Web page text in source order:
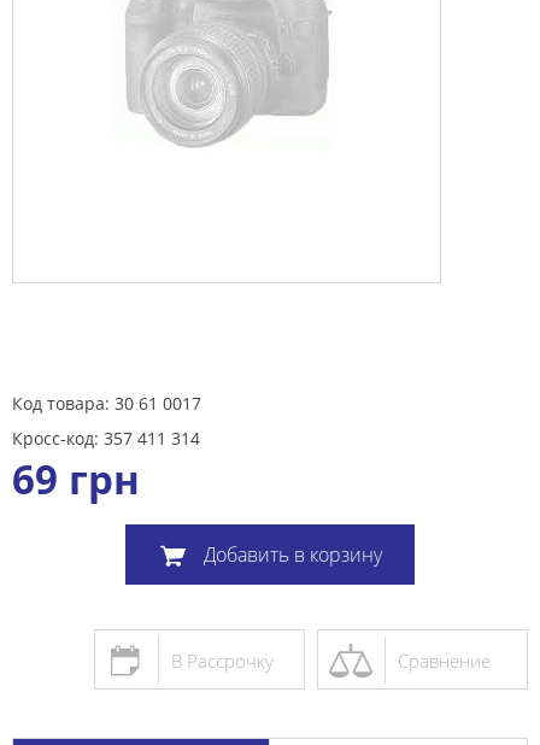
Код товара: 30 61 0017
Кросс-код: 357 411 314
69 грн
Добавить в корзину
Сравнение
В Рассрочку